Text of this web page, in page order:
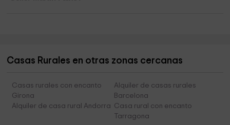
Casas Rurales en otras zonas cercanas
Casas rurales con encanto
Girona
Alquiler de casas rurales
Barcelona
Alquiler de casa rural Andorra Casa rural con encanto
Tarragona